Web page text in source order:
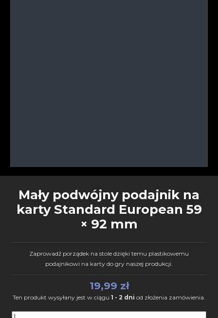
Mały podwójny podajnik na
karty Standard European 59
× 92 mm
Zaprowadź porządek na stole dzięki temu plastikowemu
podajnikowi na karty do gry naszej produkcji.
19,99 zł
Ten produkt wysyłany jest w ciągu 1 - 2 dni od złożenia zamówienia.